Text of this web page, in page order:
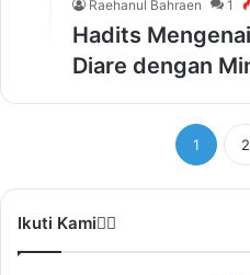
Raehanul Bahraen 1
Hadits
Diare dengan
1 2
Ikuti Kami❤️‍🔥